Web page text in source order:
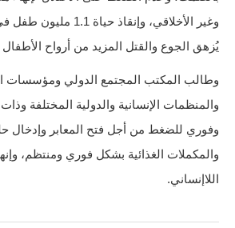
وغير الأخلاقي، وإنقاذ
يُزهق الجوع والقتل المزيد من أرواح الأطفال
وطالب المكتب المجتمع الدولي ومؤسسات
والمنظمات الإنسانية والدولية المختلفة
وفوري للضغط من أجل فتح المعابر وإدخال
والمكملات الغذائية بشكل فوري ومنتظم،
اللاإنساني.